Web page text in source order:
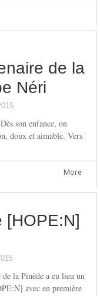
de la
Néri
son enfance, on
doux et aimable. Vers
More
[HOPE:N]
la Pinède a eu lieu un
avec en première